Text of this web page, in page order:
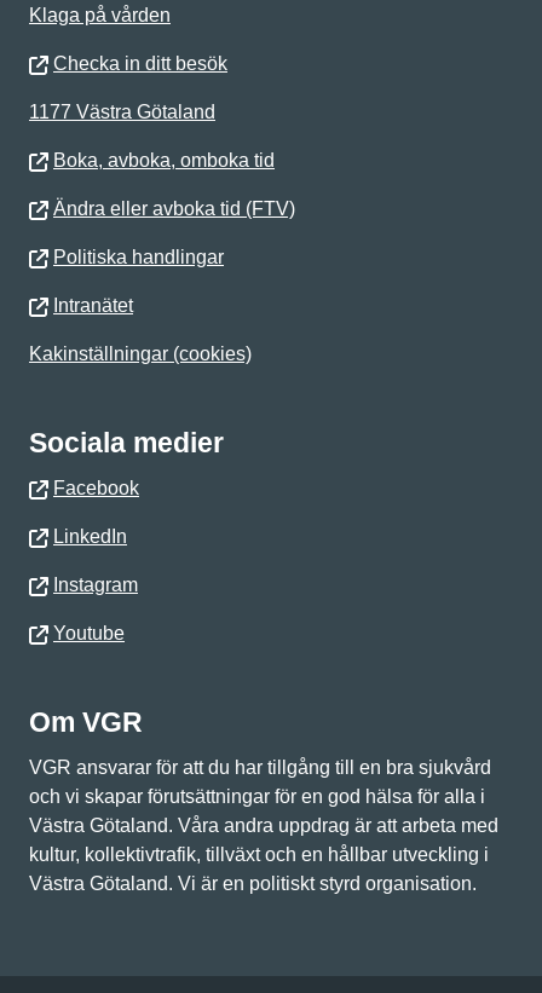
Klaga på vården
Checka in ditt besök
1177 Västra Götaland
Boka, avboka, omboka tid
Ändra eller avboka tid (FTV)
Politiska handlingar
Intranätet
Kakinställningar (cookies)
Sociala medier
Facebook
LinkedIn
Instagram
Youtube
Om VGR
VGR ansvarar för att du har tillgång till en bra sjukvård
och vi skapar förutsättningar för en god hälsa för alla i
Västra Götaland. Våra andra uppdrag är att arbeta med
kultur, kollektivtrafik, tillväxt och en hållbar utveckling i
Västra Götaland. Vi är en politiskt styrd organisation.